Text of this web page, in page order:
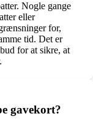
Nogle gange
eller
for,
tid. Det er
for at sikre, at
gavekort?